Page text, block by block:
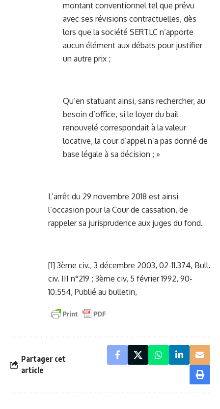
montant conventionnel tel que prévu
avec ses révisions contractuelles, dès
lors que la société SERTLC n’apporte
aucun élément aux débats pour justifier
un autre prix ;
Qu’en statuant ainsi, sans rechercher, au
besoin d’office, si le loyer du bail
renouvelé correspondait à la valeur
locative, la cour d’appel n’a pas donné de
base légale à sa décision ; »
L’arrêt du 29 novembre 2018 est ainsi
l’occasion pour la Cour de cassation, de
rappeler sa jurisprudence aux juges du fond.
[1] 3ème civ., 3 décembre 2003, 02-11.374, Bull.
civ. III n°219 ; 3ème civ, 5 février 1992, 90-
10.554, Publié au bulletin,
Partager cet
article